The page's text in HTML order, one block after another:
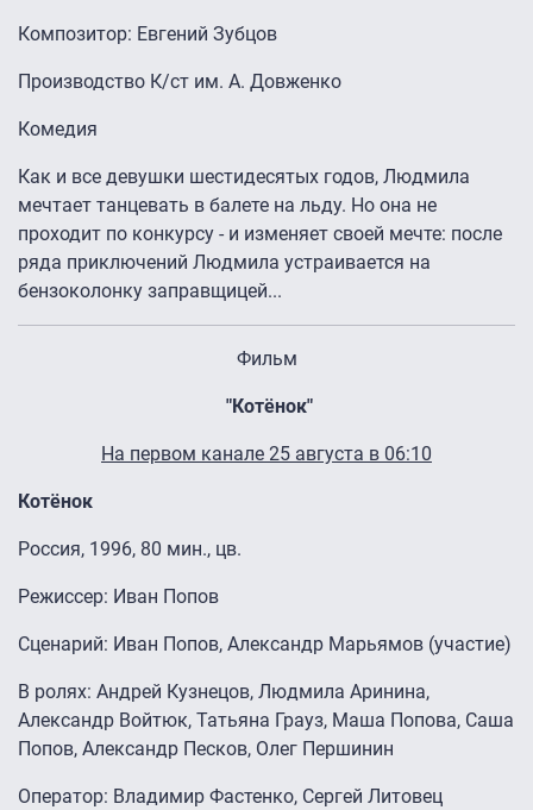
Композитоp: Евгений Зубцов
Производство К/ст им. А. Довженко
Комедия
Как и все девушки шестидесятых годов, Людмила
мечтает танцевать в балете на льду. Но она не
проходит по конкурсу - и изменяет своей мечте: после
ряда приключений Людмила устраивается на
бензоколонку заправщицей...
Фильм
"Котёнок"
На первом канале 25 августа в 06:10
Котёнок
Россия, 1996, 80 мин., цв.
Режиссер: Иван Попов
Сценарий: Иван Попов, Александр Марьямов (участие)
В ролях: Андрей Кузнецов, Людмила Аринина,
Александр Войтюк, Татьяна Грауз, Маша Попова, Саша
Попов, Александр Песков, Олег Першинин
Оператор: Владимир Фастенко, Сергей Литовец